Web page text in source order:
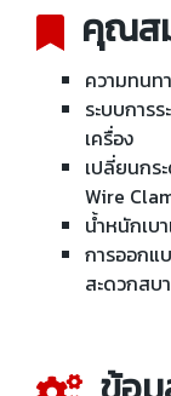
คุณส
ความทน
ระบบการ
เครื่อง
เปลี่ยนกร
Wire
น้ำหนักเบ
การออกแ
สะดวกสบ